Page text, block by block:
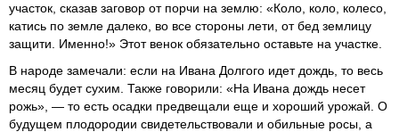
участок, сказав заговор от порчи на землю: «Коло, коло, колесо,
катись по земле далеко, во все стороны лети, от бед землицу
защити. Именно!» Этот венок обязательно оставьте на участке.
В народе замечали: если на Ивана Долгого идет дождь, то весь
месяц будет сухим. Также говорили: «На Ивана дождь несет
рожь», — то есть осадки предвещали еще и хороший урожай. О
будущем плодородии свидетельствовали и обильные росы, а